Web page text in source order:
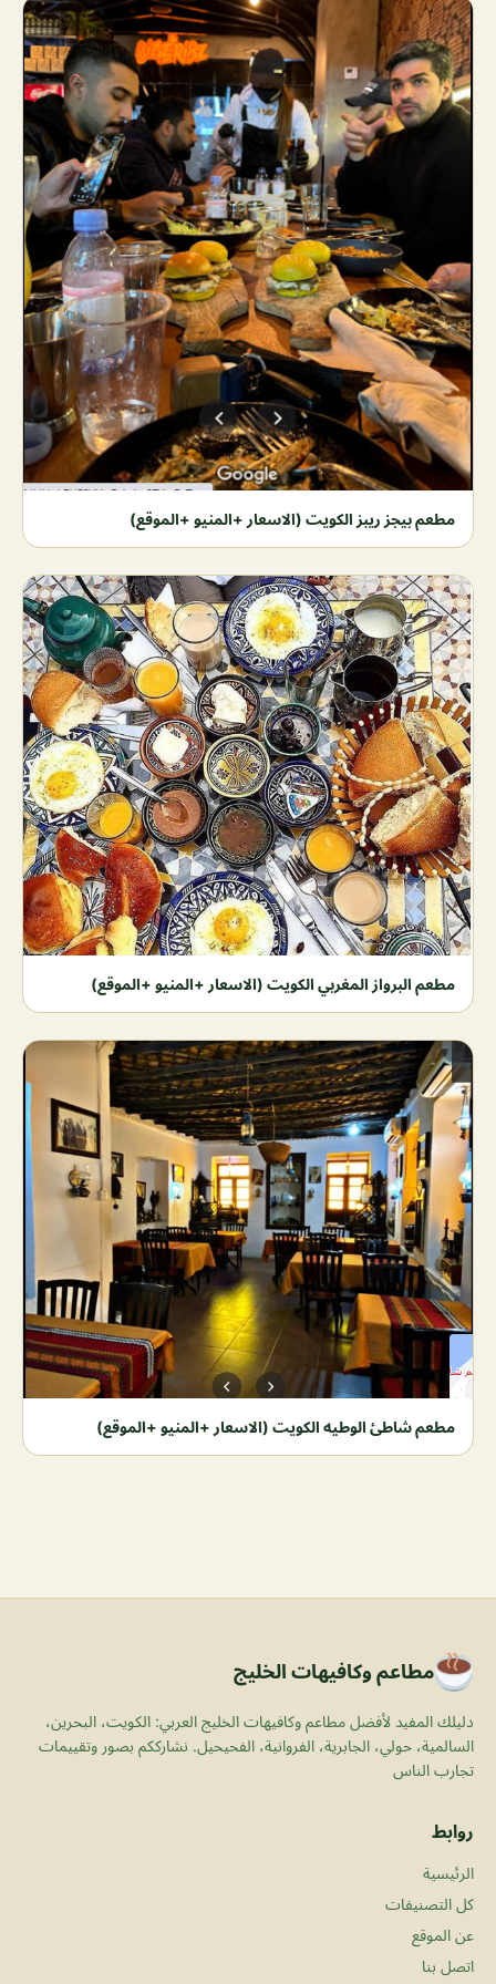
مطعم بيجز ريبز الكويت (الاسعار +المنيو +الموقع)
مطعم البرواز المغربي الكويت (الاسعار +المنيو +الموقع)
مطعم شاطئ الوطيه الكويت (الاسعار +المنيو +الموقع)
مطاعم وكافيهات الخليج
دليلك المفيد لأفضل مطاعم وكافيهات الخليج العربي: الكويت، البحرين،
السالمية، حولي، الجابرية، الفروانية، الفحيحيل. نشارككم بصور وتقييمات
تجارب الناس
روابط
الرئيسية
كل التصنيفات
عن الموقع
اتصل بنا